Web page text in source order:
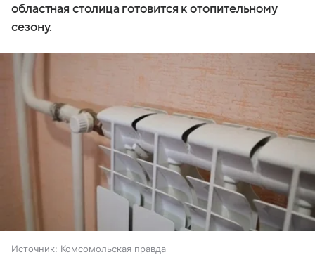
областная столица готовится к отопительному
сезону.
Источник: Комсомольская правда